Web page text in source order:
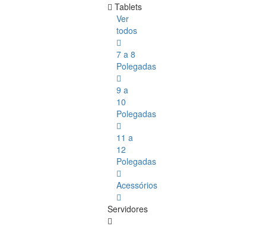
Tablets
Ver
todos
7 a 8
Polegadas
9 a
10
Polegadas
11 a
12
Polegadas
Acessórios
Servidores